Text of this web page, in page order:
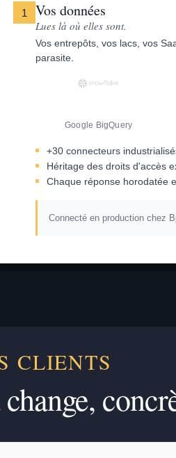
1 Vos données
Lues là où elles sont.
Vos entrepôts, vos lacs, vos
parasite.
Google BigQuery
+30 connecteurs
Héritage des droits d'accès
Chaque réponse horodatée
Connecté en production chez
CLIENTS